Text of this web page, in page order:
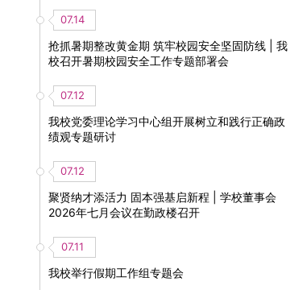
07.14
抢抓暑期整改黄金期 筑牢校园安全坚固防线 | 我
校召开暑期校园安全工作专题部署会
07.12
我校党委理论学习中心组开展树立和践行正确政
绩观专题研讨
07.12
聚贤纳才添活力 固本强基启新程 | 学校董事会
2026年七月会议在勤政楼召开
07.11
我校举行假期工作组专题会